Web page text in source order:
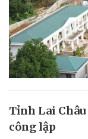
Tỉnh Lai Châu
công lập